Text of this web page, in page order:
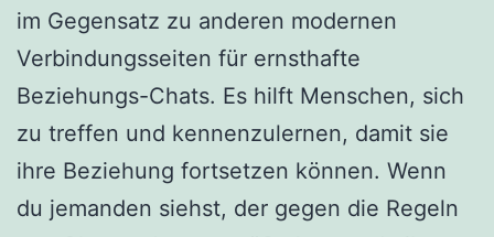
im Gegensatz zu anderen modernen
Verbindungsseiten für ernsthafte
Beziehungs-Chats. Es hilft Menschen, sich
zu treffen und kennenzulernen, damit sie
ihre Beziehung fortsetzen können. Wenn
du jemanden siehst, der gegen die Regeln